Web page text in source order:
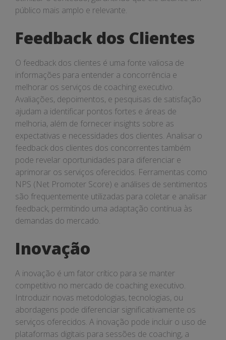
público mais amplo e relevante.
Feedback dos Clientes
O feedback dos clientes é uma fonte valiosa de
informações para entender a concorrência e
melhorar os serviços de coaching executivo.
Avaliações, depoimentos, e pesquisas de satisfação
ajudam a identificar pontos fortes e áreas de
melhoria, além de fornecer insights sobre as
expectativas e necessidades dos clientes. Analisar o
feedback dos clientes dos concorrentes também
pode revelar oportunidades para diferenciar e
aprimorar os serviços oferecidos. Ferramentas como
NPS (Net Promoter Score) e análises de sentimentos
são frequentemente utilizadas para coletar e analisar
feedback, permitindo uma adaptação contínua às
demandas do mercado.
Inovação
A inovação é um fator crítico para se manter
competitivo no mercado de coaching executivo.
Introduzir novas metodologias, tecnologias, ou
abordagens pode diferenciar significativamente os
serviços oferecidos. A inovação pode incluir o uso de
plataformas digitais para sessões de coaching, a